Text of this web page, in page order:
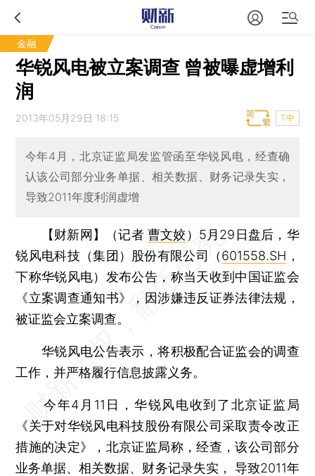
金融
华锐风电被立案调查 曾被曝虚增利
润
2013年05月29日 18:15 T中
今年4月，北京证监局发监管函至华锐风电，经查确
认该公司部分业务单据、相关数据、财务记录失实，
导致2011年度利润虚增
【财新网】（记者曹文姣） 5月29日盘后，华
锐风电科技（集团）股份有限公司（601558.SH ，
下称华锐风电）发布公告，称当天收到中国证监会
《立案调查通知书》，因涉嫌违反证券法律法规，
被证监会立案调查。
华锐风电公告表示，将积极配合证监会的调查
工作，并严格履行信息披露义务。
今年4月11日，华锐风电收到了北京证监局
《关于对华锐风电科技股份有限公司采取责令改正
措施的决定》，北京证监局称，经查，该公司部分
业务单据、相关数据、财务记录失实， 导致2011年